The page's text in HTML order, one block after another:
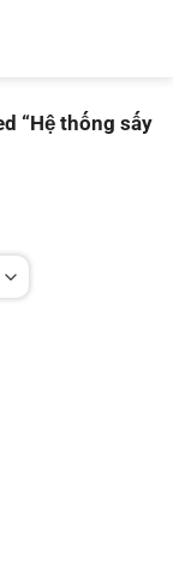
“Hệ thống sấy